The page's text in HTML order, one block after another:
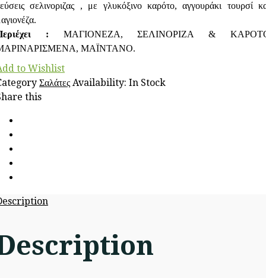
σελινοριζας , με γλυκόξινο καρότο, αγγουράκι τουρσί
: ΜΑΓΙΟΝΕΖΑ, ΣΕΛΙΝΟΡΙΖΑ &
ΜΑΪΝΤΑΝΟ.
to Wishlist
Σαλάτες Availability: In Stock
this